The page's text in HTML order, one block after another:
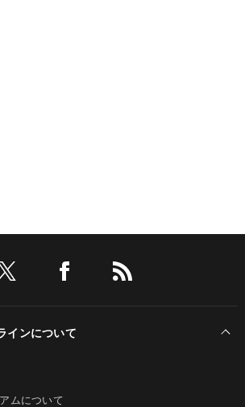
インについて
ムについて